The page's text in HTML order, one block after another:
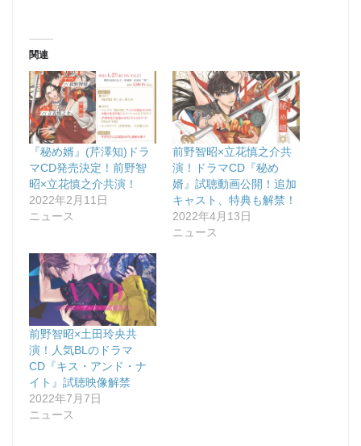
関連
『秘め婿』(芹澤知)ドラ
マCD発売決定！前野智
昭×立花慎之介共演！
2022年2月11日
ニュース
前野智昭×立花慎之介共
演！ドラマCD『秘め
婿』試聴動画公開！追加
キャスト、特典も解禁！
2022年4月13日
ニュース
前野智昭×土田玲央共
演！人気BLのドラマ
CD『キス・アンド・ナ
イト』試聴映像解禁
2022年7月7日
ニュース